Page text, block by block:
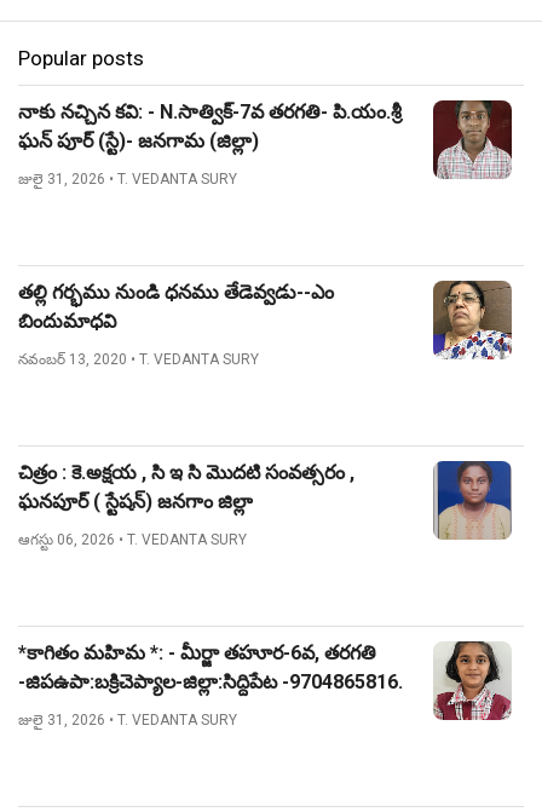
Popular posts
నాకు నచ్చిన కవి: - N.సాత్విక్-7వ తరగతి- పి.యం.శ్రీ
ఘన్ పూర్ (స్టే)- జనగామ (జిల్లా)
జులై 31, 2026 • T. VEDANTA SURY
తల్లి గర్భము నుండి ధనము తేడెవ్వడు--ఎం
బిందుమాధవి
నవంబర్ 13, 2020 • T. VEDANTA SURY
చిత్రం : కె.అక్షయ , సి ఇ సి మొదటి సంవత్సరం ,
ఘనపూర్ ( స్టేషన్) జనగాం జిల్లా
ఆగస్టు 06, 2026 • T. VEDANTA SURY
*కాగితం మహిమ *: - మీర్జా తహూర-6వ, తరగతి
-జిపఉపా:బక్రిచెప్యాల-జిల్లా:సిద్దిపేట -9704865816.
జులై 31, 2026 • T. VEDANTA SURY